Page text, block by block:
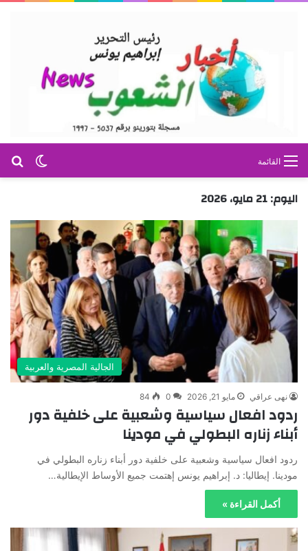
الوضع القائمة
اليوم:21 مايو، 2026
الجالية المصرية والعربية
نهى عراقي مايو 21, 2026 0
84
ردود افعال سياسية وشعبية على خلفية دور
أبناء زناره البطولي في مودينا
ردود افعال سياسية وشعبية على خلفية دور أبناء زناره البطولي في
مودينا. إيطاليا: د. إبراهيم يونس إهتمت جميع الأوساط الإيطالية…
أكمل القراءة »